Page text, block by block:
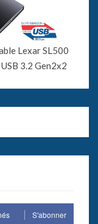
Lexar SL500
3.2 Gen2x2
S'abonner